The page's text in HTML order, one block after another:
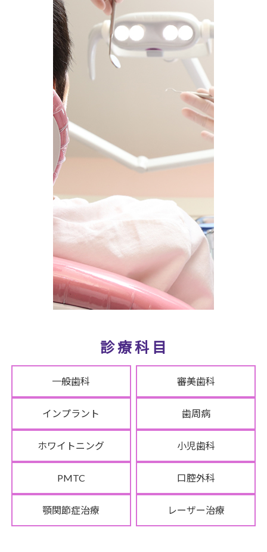
診 療 科 目
一般歯科 審美歯科
インプラント 歯周病
ホワイトニング 小児歯科
PMTC 口腔外科
顎関節症治療 レーザー治療